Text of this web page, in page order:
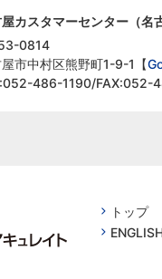
カスタマーセンター（名
0814
市中村区熊野町1-9-1【
486-1190/FAX:052-
トップ